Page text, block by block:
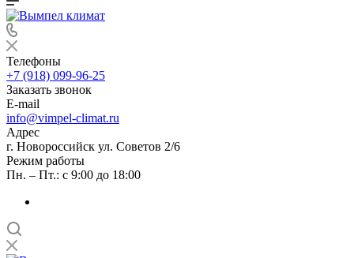
Телефоны
+7 (918) 099-96-25
Заказать звонок
E-mail
info@vimpel-climat.ru
Адрес
г. Новороссийск ул. Советов 2/6
Режим работы
Пн. – Пт.: с 9:00 до 18:00